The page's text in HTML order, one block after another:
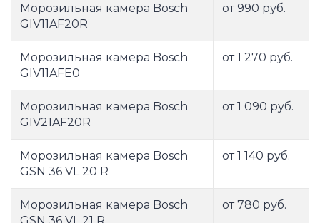
Морозильная камера Bosch
GIV11AF20R
от 990 руб.
Морозильная камера Bosch
GIV11AFE0
от 1 270 руб.
Морозильная камера Bosch
GIV21AF20R
от 1 090 руб.
Морозильная камера Bosch
GSN 36 VL 20 R
от 1 140 руб.
Морозильная камера Bosch
от 780 руб.